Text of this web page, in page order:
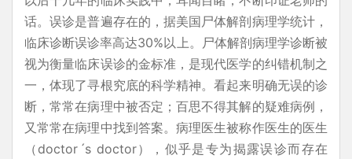
话。误诊是普遍存在的，据美国尸体解剖病理学统计，
临床诊断误诊率高达30%以上。尸体解剖病理学诊断被
视为衡量临床误诊的金标准，是现代医学的纠错机制之
一，体现了寻根究底的科学精神。看起来明确无误的诊
断，常常在病理中被否定；百思不得其解的疑难病例，
又常常在病理中找到答案。病理医生被称作医生的医生
（doctorˊs doctor），似乎是专为揭露误诊而存在